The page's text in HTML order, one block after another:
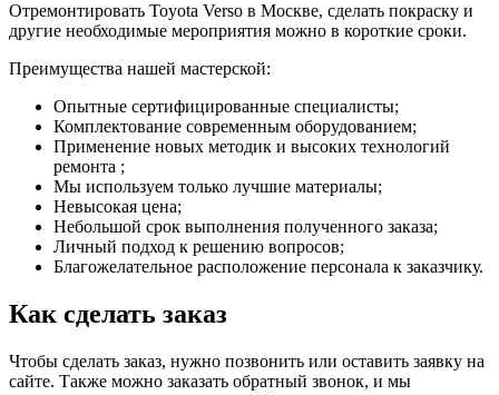
Отремонтировать Toyota Verso в Москве, сделать покраску и
другие необходимые мероприятия можно в короткие сроки.
Преимущества нашей мастерской:
Опытные сертифицированные специалисты;
Комплектование современным оборудованием;
Применение новых методик и высоких технологий
ремонта ;
Мы используем только лучшие материалы;
Невысокая цена;
Небольшой срок выполнения полученного заказа;
Личный подход к решению вопросов;
Благожелательное расположение персонала к заказчику.
Как сделать заказ
Чтобы сделать заказ, нужно позвонить или оставить заявку на
сайте. Также можно заказать обратный звонок, и мы